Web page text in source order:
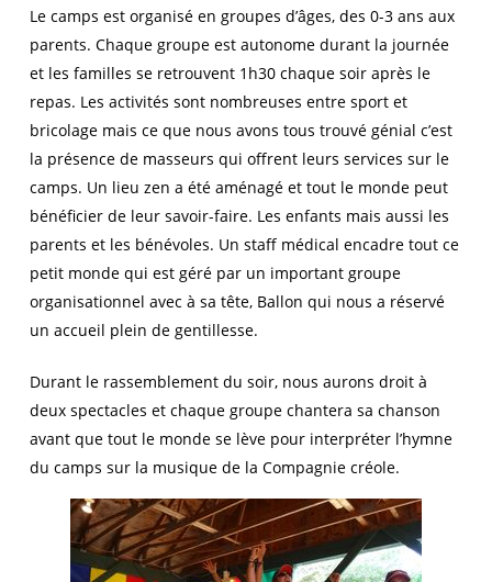
Le camps est organisé en groupes d’âges, des 0-3 ans aux
parents. Chaque groupe est autonome durant la journée
et les familles se retrouvent 1h30 chaque soir après le
repas. Les activités sont nombreuses entre sport et
bricolage mais ce que nous avons tous trouvé génial c’est
la présence de masseurs qui offrent leurs services sur le
camps. Un lieu zen a été aménagé et tout le monde peut
bénéficier de leur savoir-faire. Les enfants mais aussi les
parents et les bénévoles. Un staff médical encadre tout ce
petit monde qui est géré par un important groupe
organisationnel avec à sa tête, Ballon qui nous a réservé
un accueil plein de gentillesse.
Durant le rassemblement du soir, nous aurons droit à
deux spectacles et chaque groupe chantera sa chanson
avant que tout le monde se lève pour interpréter l’hymne
du camps sur la musique de la Compagnie créole.